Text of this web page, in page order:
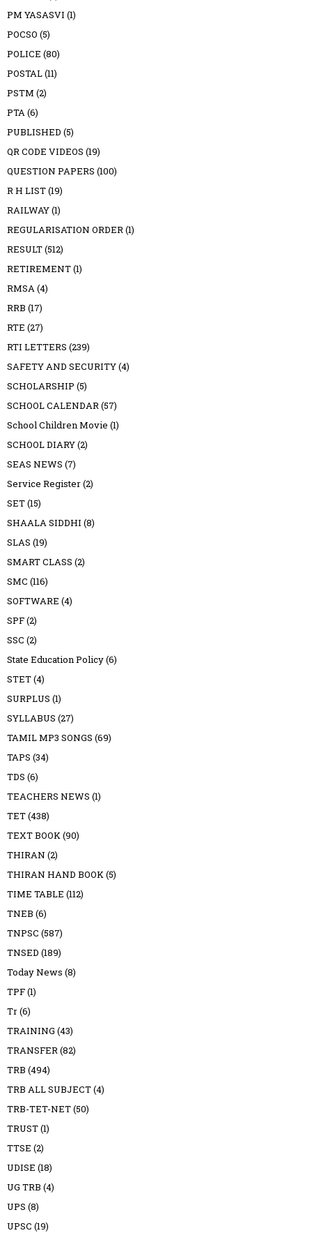
PM YASASVI (1)
POCSO (5)
POLICE (80)
POSTAL(11)
PSTM (2)
PTA(6)
PUBLISHED (5)
QR CODE VIDEOS (19)
QUESTION PAPERS (100)
R H LIST(19)
RAILWAY(1)
REGULARISATION ORDER(1)
RESULT(512)
RETIREMENT(1)
RMSA(4)
RRB (17)
RTE (27)
RTI LETTERS (239)
SAFETY AND SECURITY(4)
SCHOLARSHIP (5)
SCHOOL CALENDAR(57)
School Children Movie (1)
SCHOOL DIARY(2)
SEAS NEWS (7)
Service Register(2)
SET(15)
SHAALA SIDDHI (8)
SLAS (19)
SMART CLASS (2)
SMC (116)
SOFTWARE (4)
SPF(2)
SSC (2)
State Education Policy(6)
STET(4)
SURPLUS (1)
SYLLABUS (27)
TAMIL MP3 SONGS (69)
TAPS (34)
TDS (6)
TEACHERS NEWS (1)
TET(438)
TEXT BOOK(90)
THIRAN (2)
THIRAN HAND BOOK(5)
TIME TABLE (112)
TNEB (6)
TNPSC (587)
TNSED (189)
Today News (8)
TPF(1)
Tr(6)
TRAINING (43)
TRANSFER(82)
TRB (494)
TRB ALL SUBJECT(4)
TRB-TET-NET(50)
TRUST(1)
TTSE (2)
UDISE (18)
UG TRB (4)
UPS (8)
UPSC (19)